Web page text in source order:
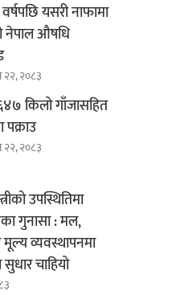
यसरी नाफामा
नेपाल औषधि
२२, २०८३
किलो गाँजासहित
२२, २०८३
उपस्थितिमा
गुनासा : मल,
मूल्य व्यवस्थापनमा
चाहियो